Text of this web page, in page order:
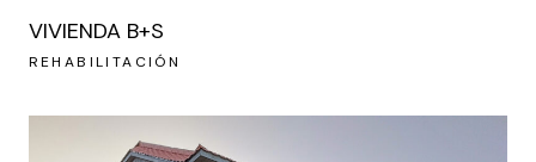
VIVIENDA B+S
REHABILITACIÓN